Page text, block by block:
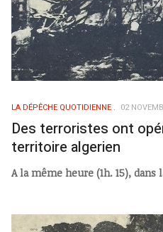
LA DÉPÊCHE QUOTIDIENNE 02
Des terroristes ont
territoire algerien
A la même heure (1h. 15),